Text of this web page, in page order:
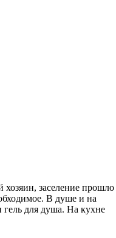
заселение прошло
В душе и на
для душа. На кухне